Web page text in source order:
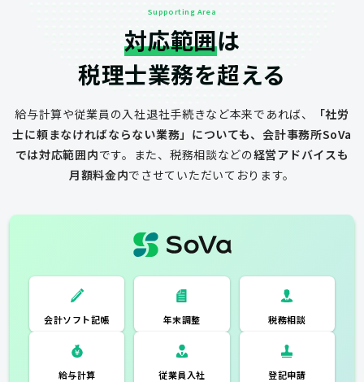
Supporting Area
対応範囲は
税理士業務を超える
給与計算や従業員の入社退社手続きなど本来であれば、
「社労
士に頼まなければならない業務」についても、会計事務所SoVa
では対応範囲内です。 また、税務相談などの経営アドバイスも
月額料金内でさせていただいております。
一般的な税理士
会計ソフト記
帳 年末調整 税務相談
会計ソフト記帳
年末調整
税務相談
給与計算
従業員入社
登記申請